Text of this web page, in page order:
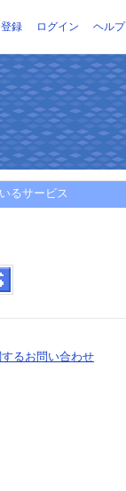
録 ログイン ヘルプ
るサービス
るお問い合わせ